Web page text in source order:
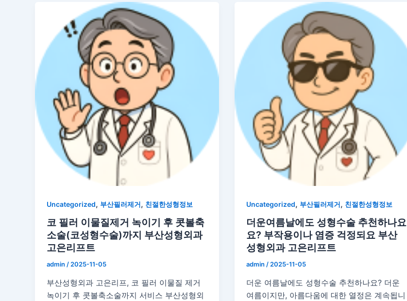
Uncategorized, 부산필러제거, 친절한성형정보
코 필러 이물질제거 녹이기 후 콧볼축
소술(코성형수술)까지 부산성형외과
고은리프트
admin /2025-11-05
부산성형외과 고은리프, 코 필러 이물질 제거
녹이기 후 콧볼축소술까지 서비스 부산성형외
Uncategorized, 부산필러제거, 친절한성형정보
더운여름날에도 성형수술 추천하나요
요? 부작용이나 염증 걱정되요 부산
성형외과 고은리프트
admin /2025-11-05
더운 여름날에도 성형수술 추천하나요? 더운
여름이지만, 아름다움에 대한 열정은 계속됩니